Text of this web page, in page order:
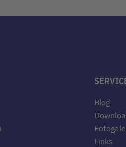
Blog
Links